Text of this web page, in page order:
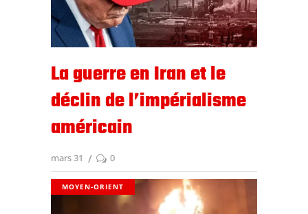
La guerre en Iran et le
déclin de l’impérialisme
américain
mars 31 0
MOYEN-ORIENT